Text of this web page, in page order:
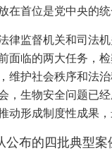
在首位是党中央的
律监督机关和司法
面临的两大任务，
维护社会秩序和法
，生物安全问题已
动形成制度性成果
公布的四批典型